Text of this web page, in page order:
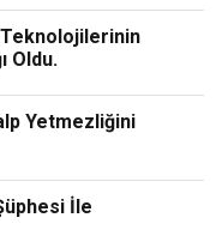
Teknolojilerinin
Oldu.
Yetmezliğini
İle